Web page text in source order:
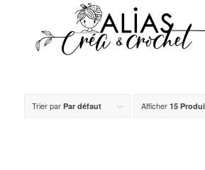
Trier par Par défaut Afficher 15